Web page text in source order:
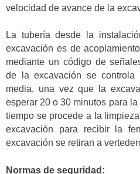
velocidad de avance de la
La tubería desde la
excavación es de
mediante un código de
de la excavación se
media, una vez que la
esperar 20 o 30 minutos para
tiempo se procede a la
excavación para recibir la
excavación se retiran a
Normas de seguridad: